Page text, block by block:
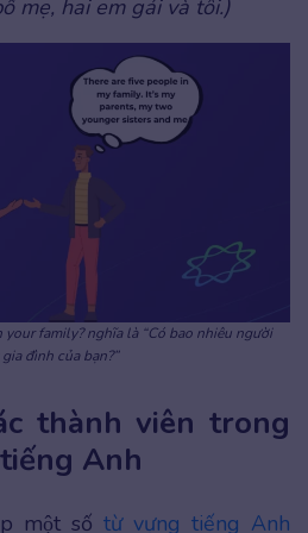
mẹ, hai em gái và tôi.)
family? nghĩa là “Có bao nhiêu người
đình của bạn?”
thành viên trong
Anh
một số từ vựng tiếng Anh